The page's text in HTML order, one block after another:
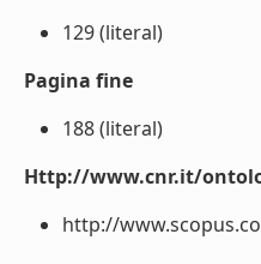
129 (literal)
Pagina fine
188 (literal)
Http://www.cnr.it/
http://